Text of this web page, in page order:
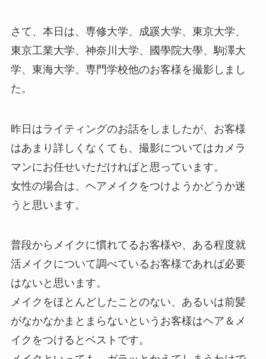
さて、本日は、専修大学、成蹊大学、東京大学、
東京工業大学、神奈川大学、國學院大學、駒澤大
学、東海大学、専門学校他のお客様を撮影しまし
た。
昨日はライティングのお話をしましたが、お客様
はあまり詳しくなくても、撮影についてはカメラ
マンにお任せいただければと思っています。
女性の場合は、ヘアメイクをつけようかどうか迷
うと思います。
普段からメイクに慣れてるお客様や、ある程度就
活メイクについて調べているお客様であれば必要
はないと思います。
メイクをほとんどしたことのない、あるいは前髪
がなかなかまとまらないというお客様はヘア＆メ
イクをつけるとベストです。